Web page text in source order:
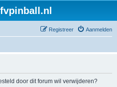
Aanmelden
Registreer
door dit forum wil verwijderen?